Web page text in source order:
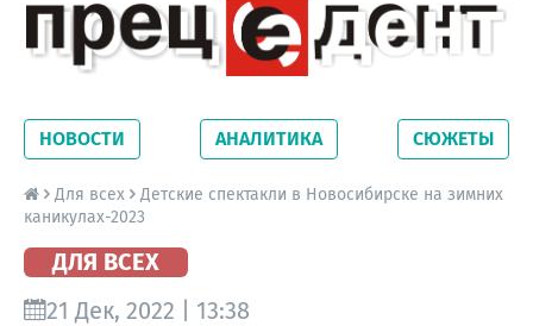
Новосибирской области. Читайте свежие
новости на сайте сетевого издания
Precedent.
НОВОСТИ АНАЛИТИКА СЮЖЕТЫ
Для всех
Детские спектакли в Новосибирске на зимних
каникулах-2023
ДЛЯ ВСЕХ
21 Дек, 2022 | 13:38